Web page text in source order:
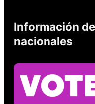
Información
nacionales